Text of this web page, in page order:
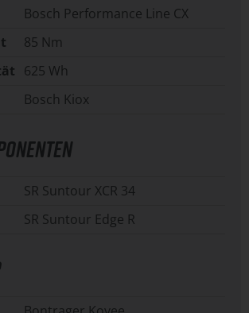
Bosch Performance Line CX
85 Nm
625 Wh
Bosch Kiox
SR Suntour XCR 34
SR Suntour Edge R